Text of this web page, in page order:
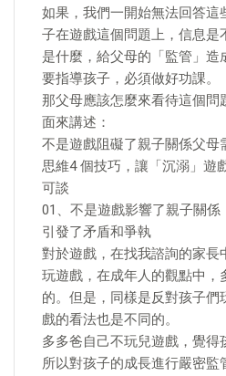
如果，我們一開始無法回答這
子在遊戲這個問題上，信息是
是什麼，給父母的「監管」造
要指導孩子，必須做好功課。
那父母應該怎麼來看待這個問
面來講述：
不是遊戲阻礙了親子關係父母
思維4 個技巧，讓「沉溺」遊
可談
01、不是遊戲影響了親子關
引發了矛盾和爭執
對於遊戲，在找我諮詢的家長
玩遊戲，在成年人的觀點中，
的。但是，同樣是反對孩子們
戲的看法也是不同的。
多多爸自己不玩兒遊戲，覺得
所以對孩子的成長進行嚴密監